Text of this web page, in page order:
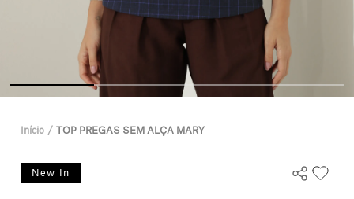
Início TOP PREGAS SEM ALÇA MARY
New In